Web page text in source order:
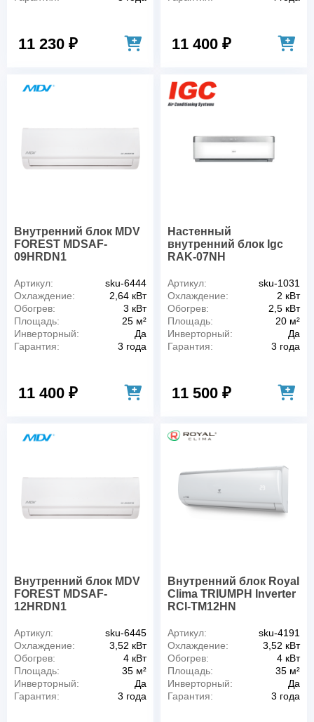
11 230 ₽ 11 400 ₽
Внутренний блок MDV
FOREST MDSAF-
09HRDN1
Артикул:
sku-6444
Охлаждение:
2,64 кВт
Обогрев:
3 кВт
Площадь:
25 м²
Инверторный:
Да
Гарантия:
3 года
11 400 ₽
Настенный
внутренний блок Igc
RAK-07NH
Артикул:
sku-1031
Охлаждение:
2 кВт
Обогрев:
2,5 кВт
Площадь:
20 м²
Инверторный:
Да
Гарантия:
3 года
11 500 ₽
Внутренний блок MDV
FOREST MDSAF-
12HRDN1
Артикул:
sku-6445
Охлаждение:
3,52 кВт
Обогрев:
4 кВт
Площадь:
35 м²
Инверторный:
Да
Гарантия:
3 года
Внутренний блок Royal
Clima TRIUMPH Inverter
RCI-TM12HN
Артикул:
sku-4191
Охлаждение:
3,52 кВт
Обогрев:
4 кВт
Площадь:
35 м²
Инверторный:
Да
Гарантия:
3 года